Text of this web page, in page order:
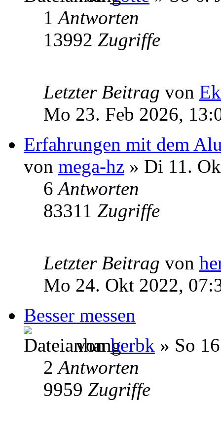
1Antworten
13992 Zugriffe
Letzter Beitrag von
Mo 23. Feb 2026,
Erfahrungen mit dem
von mega-hz » Di 11.
6Antworten
83311 Zugriffe
Letzter Beitrag von
Mo 24. Okt 2022,
Besser messen
vonherbk » So
2Antworten
9959 Zugriffe